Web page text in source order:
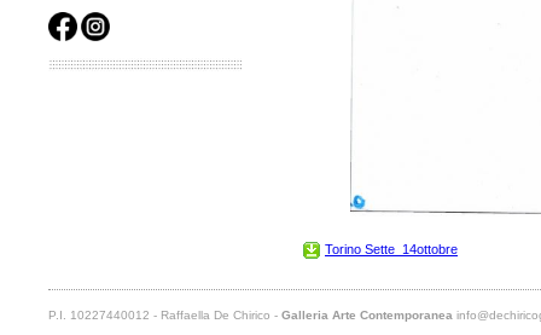
Torino Sette_14ottobre
P.I. 10227440012 - Raffaella De Chirico - Galleria Arte Contemporanea